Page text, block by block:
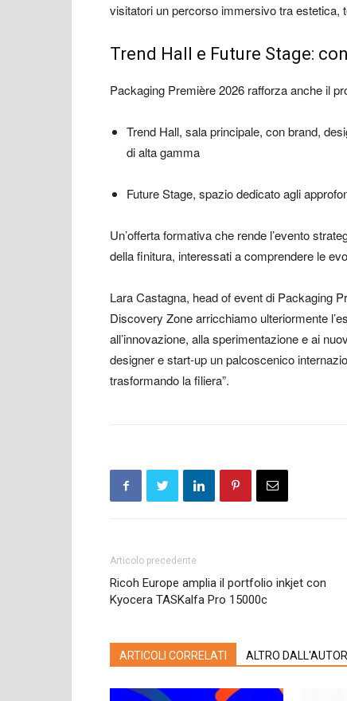
visitatori un percorso immersivo tra estetica,
Trend Hall e Future Stage:
Packaging Première 2026 rafforza anche il
Trend Hall, sala principale, con brand,
di alta gamma
Future Stage, spazio dedicato agli
Un’offerta formativa che rende l’evento
della finitura, interessati a comprendere le
Lara Castagna, head of event di Packaging
Discovery Zone arricchiamo ulteriormente
all’innovazione, alla sperimentazione e ai
designer e start-up un palcoscenico
trasformando la filiera”.
Articolo precedente
Ricoh Europe amplia il portfolio inkjet con
Kyocera TASKalfa Pro 15000c
ARTICOLI CORRELATI ALTRO